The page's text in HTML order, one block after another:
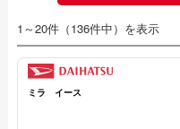
1～20件（136件中）を表示
ミラ イース